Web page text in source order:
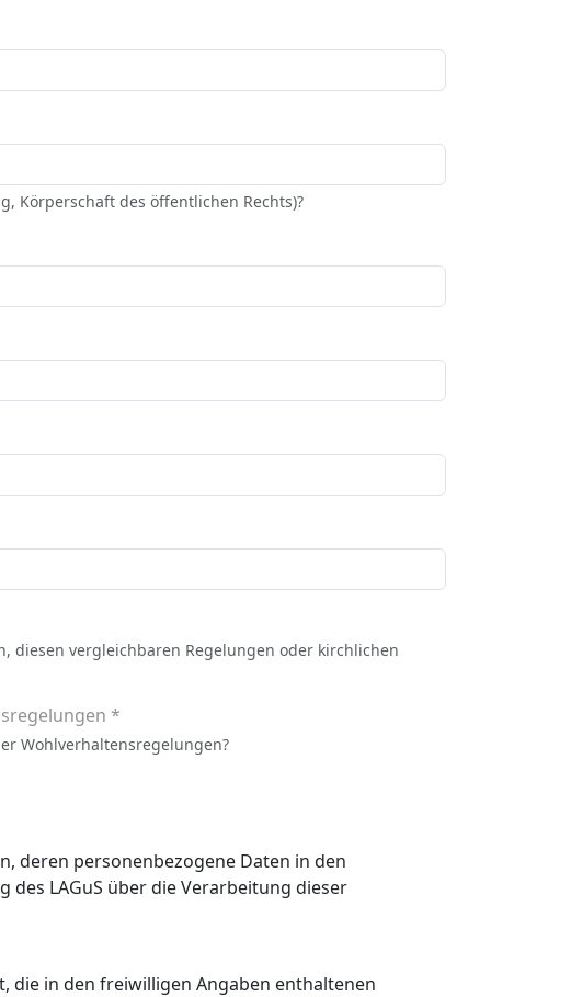
Körperschaft des öffentlichen Rechts)?
diesen vergleichbaren Regelungen oder kirchlichen
*
Wohlverhaltensregelungen?
deren personenbezogene Daten in den
die in den freiwilligen Angaben enthaltenen